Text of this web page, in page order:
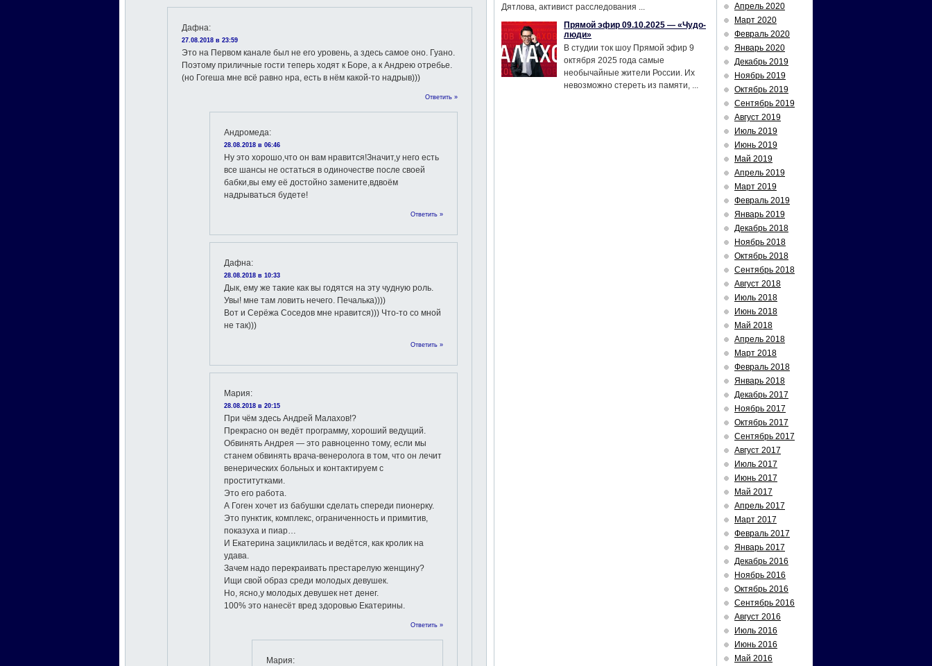
Дафна:
27.08.2018 в 23:59
Это на Первом канале был не его уровень, а здесь самое оно. Гуано.
Поэтому приличные гости теперь ходят к Боре, а к Андрею отребье.
(но Гогеша мне всё равно нра, есть в нём какой-то надрыв)))
Ответить »
Андромеда:
28.08.2018 в 06:46
Ну это хорошо,что он вам нравится!Значит,у него есть
все шансы не остаться в одиночестве после своей
бабки,вы ему её достойно замените,вдвоём
надрываться будете!
Ответить »
Дафна:
28.08.2018 в 10:33
Дык, ему же такие как вы годятся на эту чудную роль.
Увы! мне там ловить нечего. Печалька))))
Вот и Серёжа Соседов мне нравится))) Что-то со мной
не так)))
Ответить »
Мария:
28.08.2018 в 20:15
При чём здесь Андрей Малахов!?
Прекрасно он ведёт программу, хороший ведущий.
Обвинять Андрея — это равноценно тому, если мы
станем обвинять врача-венеролога в том, что он лечит
венерических больных и контактируем с
проститутками.
Это его работа.
А Гоген хочет из бабушки сделать спереди пионерку.
Это пунктик, комплекс, ограниченность и примитив,
показуха и пиар…
И Екатерина зациклилась и ведётся, как кролик на
удава.
Зачем надо перекраивать престарелую женщину?
Ищи свой образ среди молодых девушек.
Но, ясно,у молодых девушек нет денег.
100% это нанесёт вред здоровью Екатерины.
Ответить »
Мария:
Дятлова, активист расследования ...
Прямой эфир 09.10.2025 — «Чудо-
люди»
В студии ток шоу Прямой эфир 9
октября 2025 года самые
необычайные жители России. Их
невозможно стереть из памяти, ...
Апрель 2020
Март 2020
Февраль 2020
Январь 2020
Декабрь 2019
Ноябрь 2019
Октябрь 2019
Сентябрь 2019
Август 2019
Июль 2019
Июнь 2019
Май 2019
Апрель 2019
Март 2019
Февраль 2019
Январь 2019
Декабрь 2018
Ноябрь 2018
Октябрь 2018
Сентябрь 2018
Август 2018
Июль 2018
Июнь 2018
Май 2018
Апрель 2018
Март 2018
Февраль 2018
Январь 2018
Декабрь 2017
Ноябрь 2017
Октябрь 2017
Сентябрь 2017
Август 2017
Июль 2017
Июнь 2017
Май 2017
Апрель 2017
Март 2017
Февраль 2017
Январь 2017
Декабрь 2016
Ноябрь 2016
Октябрь 2016
Сентябрь 2016
Август 2016
Июль 2016
Июнь 2016
Май 2016